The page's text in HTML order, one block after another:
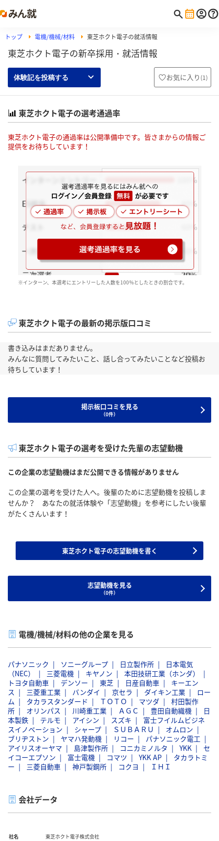
トップ 電機/機械/材料 東芝ホクト電子の就活情報
東芝ホクト電子の新卒採用・就活情報
体験記を投稿する お気に入り (1)
東芝ホクト電子の選考通過率
東芝ホクト電子の通過率は公開準備中です。皆さまからの情報ご
提供をお待ちしています！
※インターン、本選考にエントリーした人数を100％としたときの割合です。
東芝ホクト電子の最新の掲示版口コミ
書き込みはまだありません。
みんなに質問してみたいこと、話し合ってみたいことなど投稿お
待ちしています！
掲示板口コミを見る
（0件）
東芝ホクト電子の選考を受けた先輩の志望動機
この企業の志望動機はまだ公開できる情報がありません
この企業の選考を受けた人へ。後輩のために志望動機を投稿しま
せんか？ あなたの就活体験や「志望動機」を参考にしたい後輩
がたくさんいます！
東芝ホクト電子の志望動機を書く
志望動機を見る
（0件）
電機/機械/材料の他の企業を見る
パナソニック ソニーグループ 日立製作所
日本電気
（NEC）
三菱電機 キヤノン
本田技研工業（ホンダ）
トヨタ自動車
デンソー 東芝 日産自動車
キーエン
ス
三菱重工業 バンダイ 京セラ ダイキン工業
ロー
ム
タカラスタンダード ＴＯＴＯ マツダ
村田製作
所
オリンパス 川崎重工業 ＡＧＣ 豊田自動織機
日
本製鉄
テルモ アイシン スズキ
富士フイルムビジネ
スイノベーション
シャープ ＳＵＢＡＲＵ
オムロン
ブリヂストン
ヤマハ発動機 リコー
パナソニック電工
アイリスオーヤマ
島津製作所 コニカミノルタ YKK
セ
イコーエプソン
富士電機 コマツ YKK AP
タカラトミ
ー
三菱自動車 神戸製鋼所 コクヨ ＩＨＩ
会社データ
社名 東芝ホクト電子株式会社